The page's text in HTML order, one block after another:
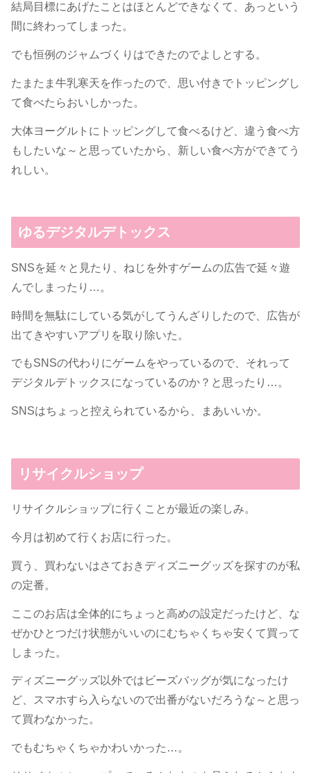
結局目標にあげたことはほとんどできなくて、あっという
間に終わってしまった。
でも恒例のジャムづくりはできたのでよしとする。
たまたま牛乳寒天を作ったので、思い付きでトッピングし
て食べたらおいしかった。
大体ヨーグルトにトッピングして食べるけど、違う食べ方
もしたいな～と思っていたから、新しい食べ方ができてう
れしい。
ゆるデジタルデトックス
SNSを延々と見たり、ねじを外すゲームの広告で延々遊
んでしまったり…。
時間を無駄にしている気がしてうんざりしたので、広告が
出てきやすいアプリを取り除いた。
でもSNSの代わりにゲームをやっているので、それって
デジタルデトックスになっているのか？と思ったり…。
SNSはちょっと控えられているから、まあいいか。
リサイクルショップ
リサイクルショップに行くことが最近の楽しみ。
今月は初めて行くお店に行った。
買う、買わないはさておきディズニーグッズを探すのが私
の定番。
ここのお店は全体的にちょっと高めの設定だったけど、な
ぜかひとつだけ状態がいいのにむちゃくちゃ安くて買って
しまった。
ディズニーグッズ以外ではビーズバッグが気になったけ
ど、スマホすら入らないので出番がないだろうな～と思っ
て買わなかった。
でもむちゃくちゃかわいかった…。